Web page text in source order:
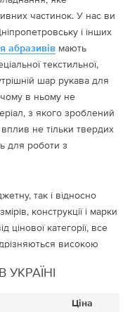
частинок. У нас ви
і інших
абразивів мають
текстильної,
шар рукава для
в ньому не
з якого зроблений
не тільки твердих
для роботи з
так і відносно
конструкції і марки
цінової категорії, все
високою
використовувати при
Ціна